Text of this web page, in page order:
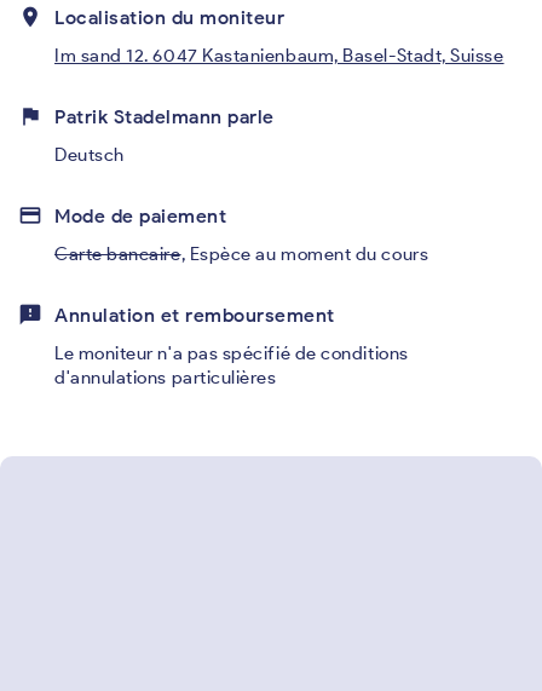
place Localisation du moniteur
Im sand 12. 6047 Kastanienbaum, Basel-Stadt, Suisse
flag Patrik Stadelmann parle
Deutsch
credit_card Mode de paiement
Carte bancaire, Espèce au moment du cours
feedback Annulation et remboursement
Le moniteur n'a pas spécifié de conditions
d'annulations particulières